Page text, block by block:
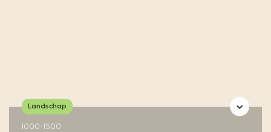
Landschap
1000-1500